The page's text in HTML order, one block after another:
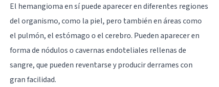
El hemangioma en sí puede aparecer en diferentes regiones
del organismo, como la piel, pero también en áreas como
el pulmón, el estómago o el cerebro. Pueden aparecer en
forma de nódulos o cavernas endoteliales rellenas de
sangre, que pueden reventarse y producir derrames con
gran facilidad.